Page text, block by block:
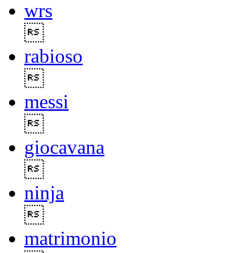
wrs
rabioso
messi
giocavana
ninja
matrimonio